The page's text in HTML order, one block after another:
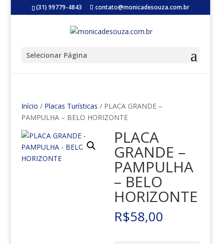
(31) 99779-4843 contato@monicadesouza.com.br
Selecionar Página
Início / Placas Turísticas / PLACA GRANDE –
PAMPULHA – BELO HORIZONTE
PLACA
GRANDE –
PAMPULHA
– BELO
HORIZONTE
R$58,00